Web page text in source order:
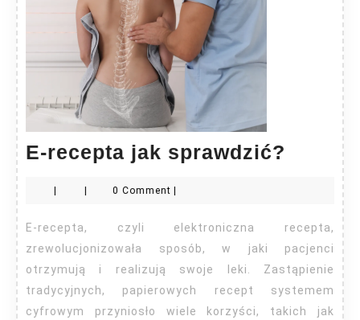
E-recepta jak sprawdzić?
0 Comment
E-recepta, czyli elektroniczna recepta,
zrewolucjonizowała sposób, w jaki pacjenci
otrzymują i realizują swoje leki. Zastąpienie
tradycyjnych, papierowych recept systemem
cyfrowym przyniosło wiele korzyści, takich jak